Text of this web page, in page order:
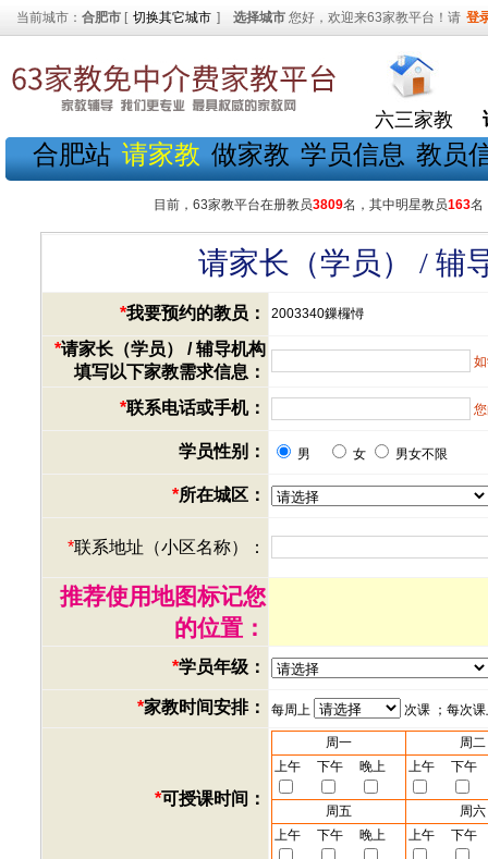
当前城市： 合肥市 [ 切换其它城市 ] 选择城市 您好，欢迎来63家教平台！请 登
六三家教
合肥站 请家教 做家教 学员信息 教员
目前，63家教平台在册教员3809名，其中明星教员163名
请家长（学员） / 辅
*我要预约的教员： 2003340鏁欏憳
*请家长（学员） / 辅导机构
填写以下家教需求信息：
*联系电话或手机：
学员性别： 男 女 男女不限
*所在城区：
*联系地址（小区名称）：
推荐使用地图标记您
的位置：
*学员年级：
*家教时间安排： 每周上 次课 ；每次
*可授课时间：
周一
周二
上午
下午 晚上 上午 下午
周五
周六
上午
下午 晚上 上午 下午